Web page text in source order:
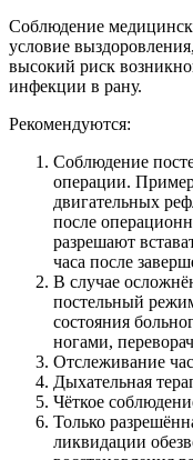
Соблюдение
условие
высокий риск
инфекции в рану.
Рекомендуются:
Соблюдение
операции.
двигательных
после
разрешают
часа после
В случае
постельный
состояния
ногами,
Отслеживание
Дыхательная
Чёткое
Только
ликвидации